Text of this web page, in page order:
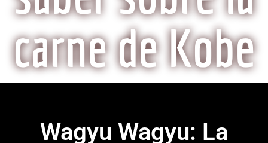
carne de Kobe
Wagyu Wagyu: La